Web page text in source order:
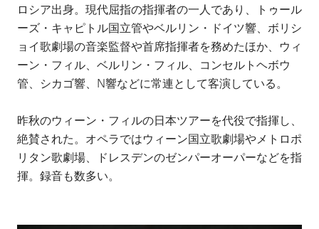
ロシア出身。現代屈指の指揮者の一人であり、トゥール
ーズ・キャピトル国立管やベルリン・ドイツ響、ボリシ
ョイ歌劇場の音楽監督や首席指揮者を務めたほか、ウィ
ーン・フィル、ベルリン・フィル、コンセルトヘボウ
管、シカゴ響、N響などに常連として客演している。
昨秋のウィーン・フィルの日本ツアーを代役で指揮し、
絶賛された。オペラではウィーン国立歌劇場やメトロポ
リタン歌劇場、ドレスデンのゼンパーオーパーなどを指
揮。録音も数多い。